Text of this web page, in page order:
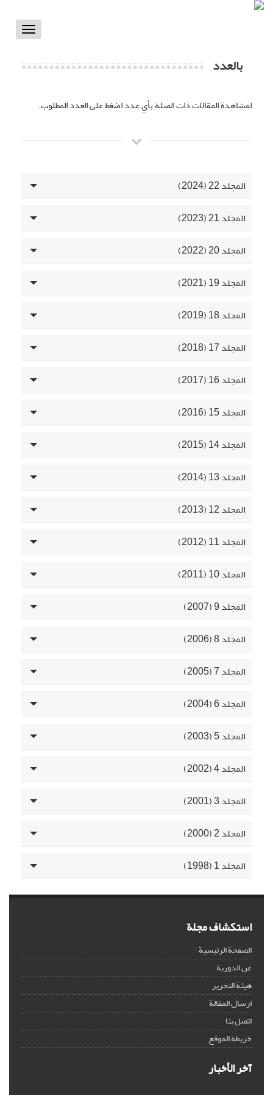
Toggle
بالعدد
لمشاهدة المقالات ذات الصلة بأي عدد اضغط على العدد المطلوب.
المجلد 22 (2024)
المجلد 21 (2023)
المجلد 20 (2022)
المجلد 19 (2021)
المجلد 18 (2019)
المجلد 17 (2018)
المجلد 16 (2017)
المجلد 15 (2016)
المجلد 14 (2015)
المجلد 13 (2014)
المجلد 12 (2013)
المجلد 11 (2012)
المجلد 10 (2011)
المجلد 9 (2007)
المجلد 8 (2006)
المجلد 7 (2005)
المجلد 6 (2004)
المجلد 5 (2003)
المجلد 4 (2002)
المجلد 3 (2001)
المجلد 2 (2000)
المجلد 1 (1998)
استكشاف مجلة
الصفحة الرئيسية
عن الدورية
هيئة التحرير
ارسال المقالة
اتصل بنا
خريطة الموقع
آخر الأخبار